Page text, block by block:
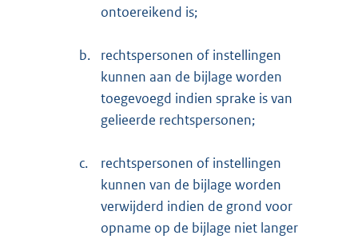
ontoereikend is;
b.
rechtspersonen of instellingen
kunnen aan de bijlage worden
toegevoegd indien sprake is van
gelieerde rechtspersonen;
c.
rechtspersonen of instellingen
kunnen van de bijlage worden
verwijderd indien de grond voor
opname op de bijlage niet langer